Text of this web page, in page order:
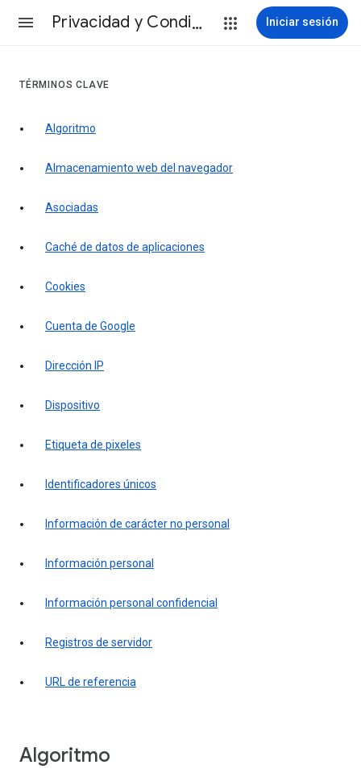
Privacidad y Condiciones Iniciar sesión
TÉRMINOS CLAVE
Algoritmo
Almacenamiento web del navegador
Asociadas
Caché de datos de aplicaciones
Cookies
Cuenta de Google
Dirección IP
Dispositivo
Etiqueta de pixeles
Identificadores únicos
Información de carácter no personal
Información personal
Información personal confidencial
Registros de servidor
URL de referencia
Algoritmo